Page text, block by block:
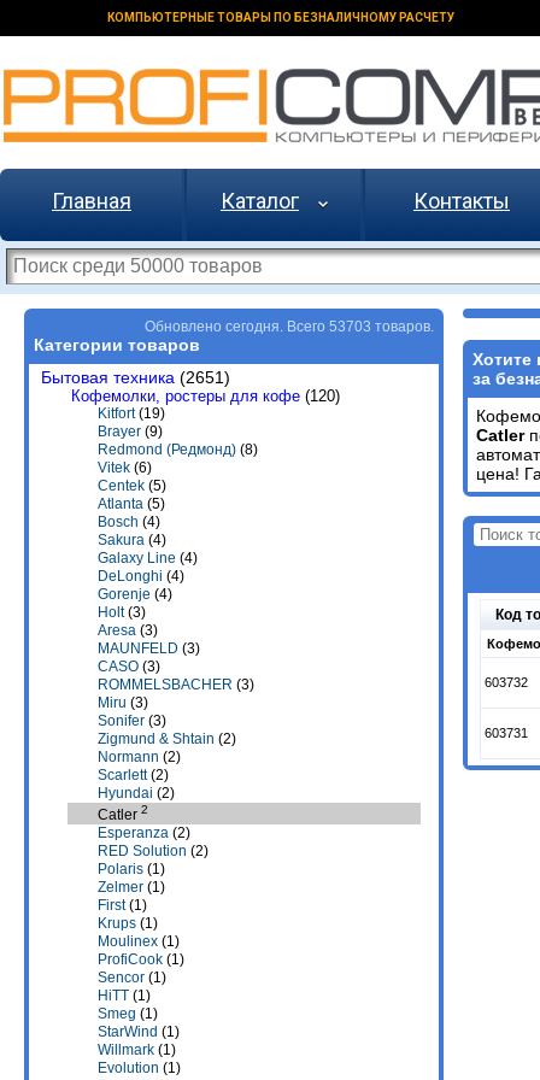
КОМПЬЮТЕРНЫЕ ТОВАРЫ ПО БЕЗНАЛИЧНОМУ РАСЧЕТУ
Главная Каталог Контакты
Обновлено сегодня. Всего 53703 товаров.
Категории товаров
Бытовая техника (2651)
Кофемолки, ростеры для кофе (120)
Kitfort(19)
Brayer (9)
Redmond (Редмонд) (8)
Vitek (6)
Centek (5)
Atlanta (5)
Bosch (4)
Sakura (4)
Galaxy Line (4)
DeLonghi (4)
Gorenje (4)
Holt(3)
Aresa (3)
MAUNFELD (3)
CASO (3)
ROMMELSBACHER (3)
Miru (3)
Sonifer (3)
Zigmund & Shtain (2)
Normann (2)
Scarlett(2)
Hyundai (2)
Catler 2
Esperanza (2)
RED Solution (2)
Polaris (1)
Zelmer (1)
First(1)
Krups (1)
Moulinex (1)
ProfiCook (1)
Sencor (1)
HiTT (1)
Smeg (1)
StarWind (1)
Willmark (1)
Evolution (1)
Хотите
за
Catler
цена!
Код
603732
603731